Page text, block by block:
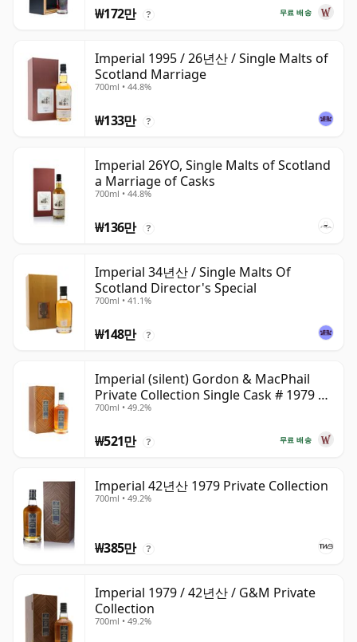
무료 배송
₩172만 ?
Imperial 1995 / 26년산 / Single Malts of
Scotland Marriage
700ml • 44.8%
₩133만 ?
Imperial 26YO, Single Malts of Scotland
a Marriage of Casks
700ml • 44.8%
₩136만 ?
Imperial 34년산 / Single Malts Of
Scotland Director's Special
700ml • 41.1%
₩148만 ?
Imperial (silent) Gordon & MacPhail
Private Collection Single Cask # 1979 42
년산
700ml • 49.2%
무료 배송
₩521만 ?
Imperial 42년산 1979 Private Collection
700ml • 49.2%
₩385만 ?
Imperial 1979 / 42년산 / G&M Private
Collection
700ml • 49.2%